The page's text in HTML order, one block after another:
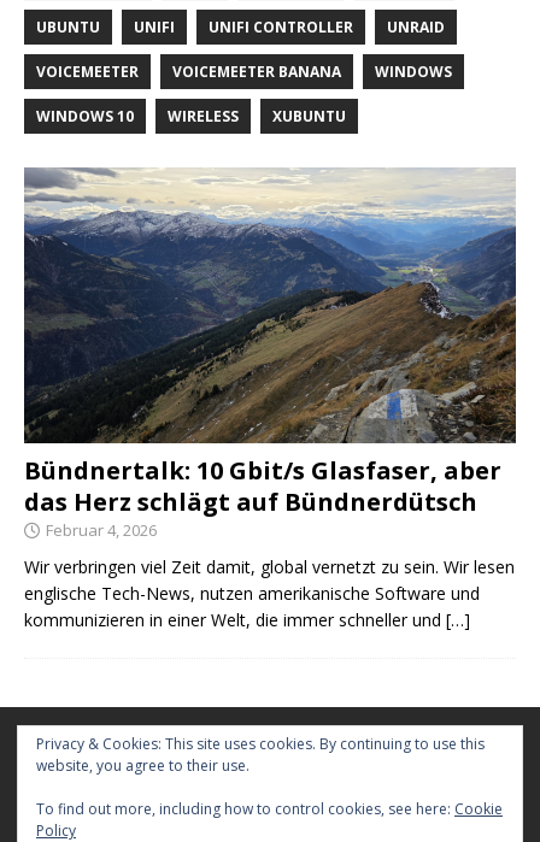
UBUNTU UNIFI UNIFI CONTROLLER UNRAID
VOICEMEETER VOICEMEETER BANANA WINDOWS
WINDOWS 10 WIRELESS XUBUNTU
Bündnertalk: 10 Gbit/s Glasfaser, aber
das Herz schlägt auf Bündnerdütsch
Februar 4, 2026
Wir verbringen viel Zeit damit, global vernetzt zu sein. Wir lesen
englische Tech-News, nutzen amerikanische Software und
kommunizieren in einer Welt, die immer schneller und […]
Kontakt
Privacy & Cookies: This site uses cookies. By continuing to use this
website, you agree to their use.
To find out more, including how to control cookies, see here: Cookie
Policy